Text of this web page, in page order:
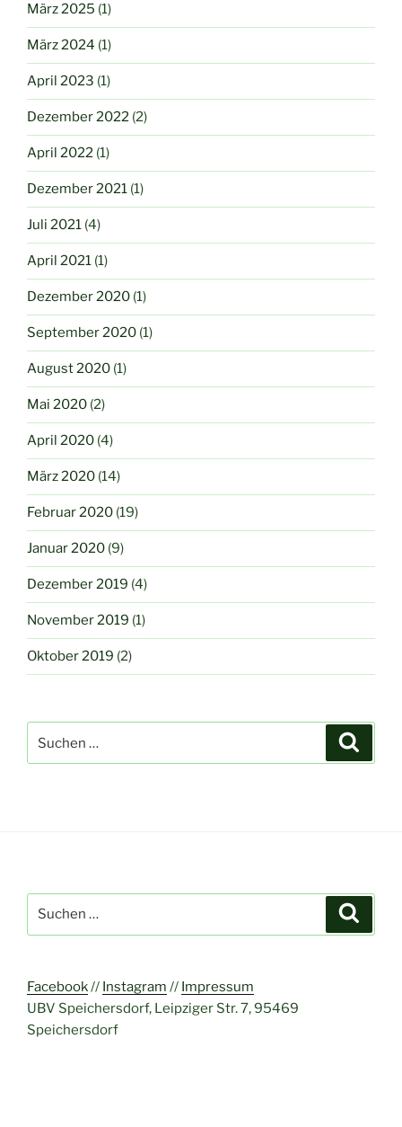
März 2025 (1)
März 2024 (1)
April 2023 (1)
Dezember 2022 (2)
April 2022 (1)
Dezember 2021 (1)
Juli 2021 (4)
April 2021 (1)
Dezember 2020 (1)
September 2020 (1)
August 2020 (1)
Mai 2020 (2)
April 2020 (4)
März 2020 (14)
Februar 2020 (19)
Januar 2020 (9)
Dezember 2019 (4)
November 2019 (1)
Oktober 2019 (2)
nach:
nach:
Facebook// Instagram // Impressum
UBV Speichersdorf, Leipziger Str. 7, 95469
Speichersdorf